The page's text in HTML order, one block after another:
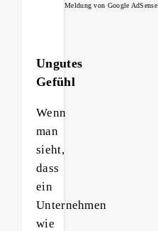
Meldung von Google AdSense
Ungutes
Gefühl
Wenn
man
sieht,
dass
ein
Unternehmen
wie